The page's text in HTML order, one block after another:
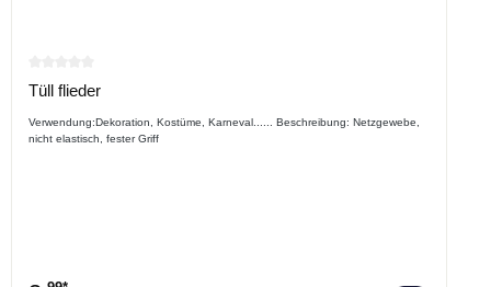
Durchschnittliche Bewertung von 0 von 5 Sternen
Tüll flieder
Verwendung:Dekoration, Kostüme, Karneval...... Beschreibung: Netzgewebe,
nicht elastisch, fester Griff